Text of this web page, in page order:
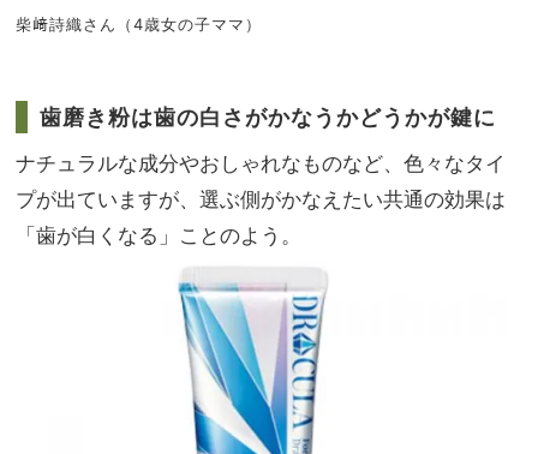
柴﨑詩織さん（4歳女の子ママ）
歯磨き粉は歯の白さがかなうかどうかが鍵に
ナチュラルな成分やおしゃれなものなど、色々なタイ
プが出ていますが、選ぶ側がかなえたい共通の効果は
「歯が白くなる」ことのよう。